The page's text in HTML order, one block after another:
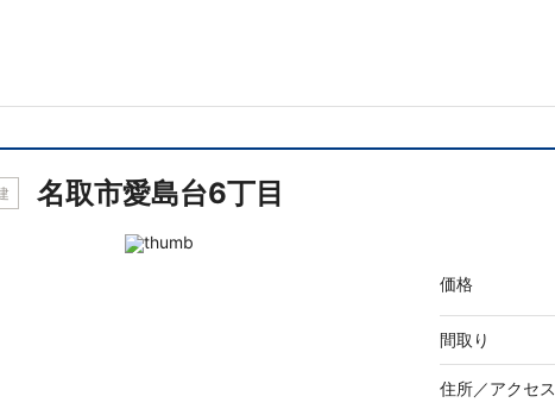
名取市愛島台6丁目
価格
間取り
住所／アクセス